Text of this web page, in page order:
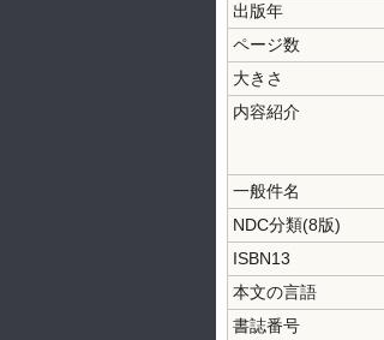
出版年
ページ数
大きさ
内容紹介
一般件名
NDC分類(8版)
ISBN13
本文の言語
書誌番号